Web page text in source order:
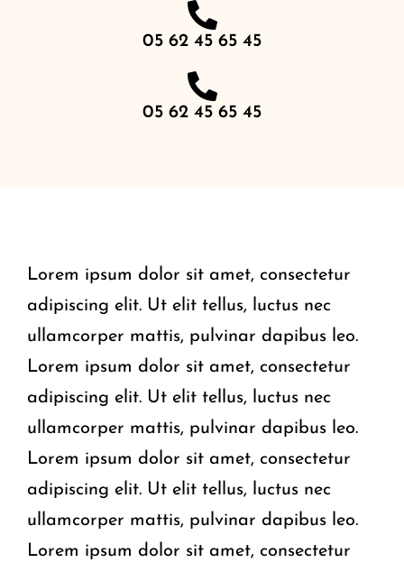
05 62 45 65 45
05 62 45 65 45
Lorem ipsum dolor sit amet, consectetur
adipiscing elit. Ut elit tellus, luctus nec
ullamcorper mattis, pulvinar dapibus leo.
Lorem ipsum dolor sit amet, consectetur
adipiscing elit. Ut elit tellus, luctus nec
ullamcorper mattis, pulvinar dapibus leo.
Lorem ipsum dolor sit amet, consectetur
adipiscing elit. Ut elit tellus, luctus nec
ullamcorper mattis, pulvinar dapibus leo.
Lorem ipsum dolor sit amet, consectetur